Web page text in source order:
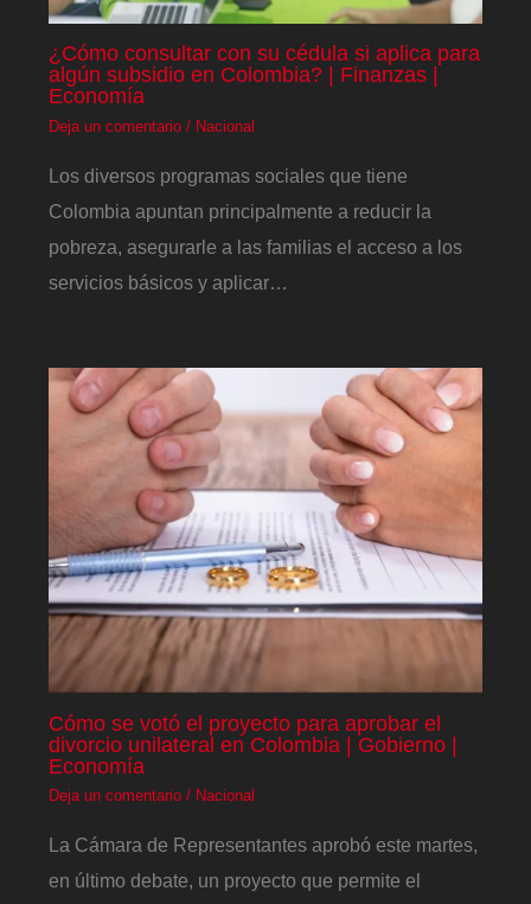
¿Cómo consultar con su cédula si aplica para
algún subsidio en Colombia? | Finanzas |
Economía
Deja un comentario / Nacional
Los diversos programas sociales que tiene
Colombia apuntan principalmente a reducir la
pobreza, asegurarle a las familias el acceso a los
servicios básicos y aplicar…
Cómo se votó el proyecto para aprobar el
divorcio unilateral en Colombia | Gobierno |
Economía
Deja un comentario / Nacional
La Cámara de Representantes aprobó este martes,
en último debate, un proyecto que permite el